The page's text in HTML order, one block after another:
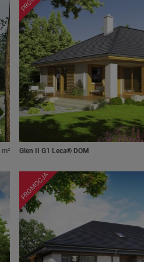
Glen II G1 Leca® DOM
PROMOCJA